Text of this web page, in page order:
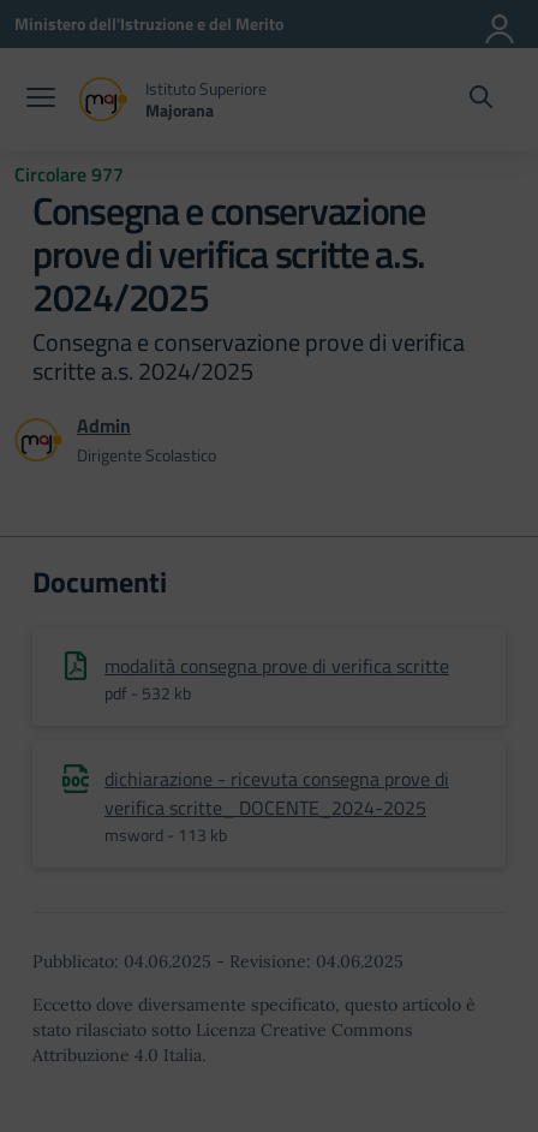
Vai ai contenuti
Vai al menu di navigazione
Vai al footer
Ministero dell'Istruzione e del Merito
Istituto Superiore
Majorana
Circolare 977
Consegna e conservazione
prove di verifica scritte a.s.
2024/2025
Consegna e conservazione prove di verifica
scritte a.s. 2024/2025
Admin
Dirigente Scolastico
Documenti
modalità consegna prove di verifica scritte
pdf - 532 kb
dichiarazione - ricevuta consegna prove di
verifica scritte_ DOCENTE_2024-2025
msword - 113 kb
Pubblicato: 04.06.2025 - Revisione: 04.06.2025
Eccetto dove diversamente specificato, questo articolo è
stato rilasciato sotto Licenza Creative Commons
Attribuzione 4.0 Italia.